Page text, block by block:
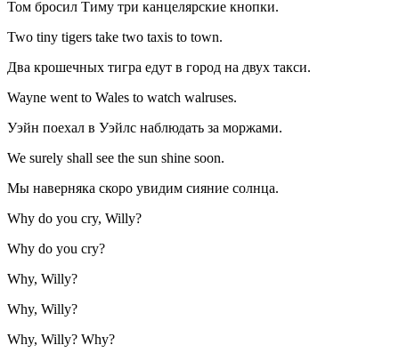
Том бросил Тиму три канцелярские кнопки.
Two tiny tigers take two taxis to town.
Два крошечных тигра едут в город на двух такси.
Wayne went to Wales to watch walruses.
Уэйн поехал в Уэйлс наблюдать за моржами.
We surely shall see the sun shine soon.
Мы наверняка скоро увидим сияние солнца.
Why do you cry, Willy?
Why do you cry?
Why, Willy?
Why, Willy?
Why, Willy? Why?